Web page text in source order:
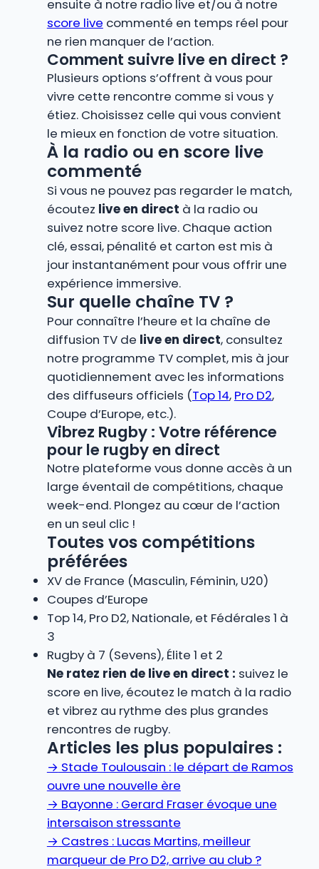
ensuite à notre radio live et/ou à notre
score live commenté en temps réel pour
ne rien manquer de l’action.
Comment suivre live en direct ?
Plusieurs options s’offrent à vous pour
vivre cette rencontre comme si vous y
étiez. Choisissez celle qui vous convient
le mieux en fonction de votre situation.
À la radio ou en score live
commenté
Si vous ne pouvez pas regarder le match,
écoutez live en direct à la radio ou
suivez notre score live. Chaque action
clé, essai, pénalité et carton est mis à
jour instantanément pour vous offrir une
expérience immersive.
Sur quelle chaîne TV ?
Pour connaître l’heure et la chaîne de
diffusion TV de live en direct, consultez
notre programme TV complet, mis à jour
quotidiennement avec les informations
des diffuseurs officiels (Top 14, Pro D2,
Coupe d’Europe, etc.).
Vibrez Rugby : Votre référence
pour le rugby en direct
Notre plateforme vous donne accès à un
large éventail de compétitions, chaque
week-end. Plongez au cœur de l’action
en un seul clic !
Toutes vos compétitions
préférées
XV de France (Masculin, Féminin, U20)
Coupes d’Europe
Top 14, Pro D2, Nationale, et Fédérales 1 à
3
Rugby à 7 (Sevens), Élite 1 et 2
Ne ratez rien de live en direct : suivez le
score en live, écoutez le match à la radio
et vibrez au rythme des plus grandes
rencontres de rugby.
Articles les plus populaires :
→ Stade Toulousain : le départ de Ramos
ouvre une nouvelle ère
→ Bayonne : Gerard Fraser évoque une
intersaison stressante
→ Castres : Lucas Martins, meilleur
marqueur de Pro D2, arrive au club ?